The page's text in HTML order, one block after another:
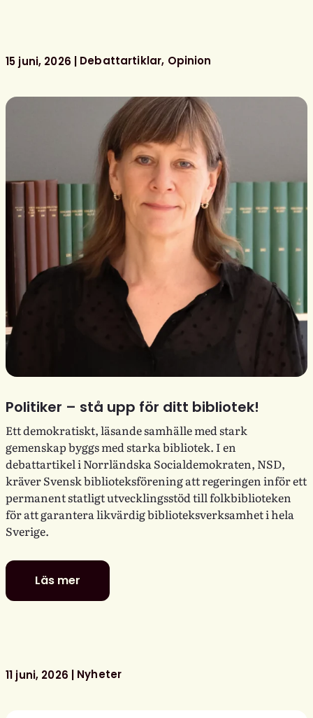
bemannade
15 juni, 2026 Debattartiklar Opinion
Politiker – stå upp för ditt bibliotek!
Ett demokratiskt, läsande samhälle med stark
gemenskap byggs med starka bibliotek. I en
debattartikel i Norrländska Socialdemokraten, NSD,
kräver Svensk biblioteksförening att regeringen inför ett
permanent statligt utvecklingsstöd till folkbiblioteken
för att garantera likvärdig biblioteksverksamhet i hela
Sverige.
Läs mer
Politiker
–
ditt
11 juni, 2026 Nyheter